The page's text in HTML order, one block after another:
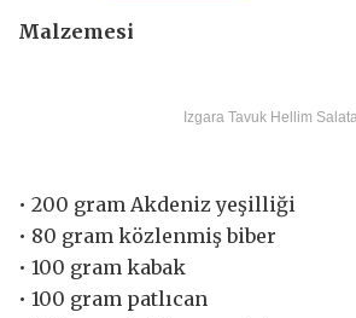
Malzemesi
Izgara Tavuk Hellim Salata
• 200 gram Akdeniz yeşilliği
• 80 gram közlenmiş biber
• 100 gram kabak
• 100 gram patlıcan